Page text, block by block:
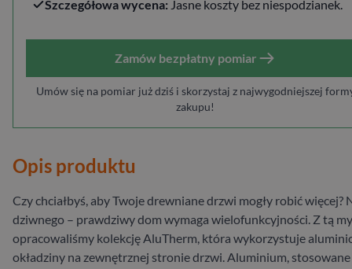
Szczegółowa wycena: Jasne koszty bez niespodzianek.
Zamów bezpłatny pomiar
Umów się na pomiar już dziś i skorzystaj z najwygodniejszej
zakupu!
Opis produktu
Czy chciałbyś, aby Twoje drewniane drzwi mogły robić więcej?
dziwnego – prawdziwy dom wymaga wielofunkcyjności. Z tą
opracowaliśmy kolekcję AluTherm, która wykorzystuje
okładziny na zewnętrznej stronie drzwi. Aluminium,